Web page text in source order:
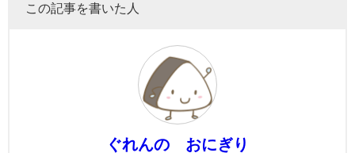
この記事を書いた人
ぐれんの おにぎり